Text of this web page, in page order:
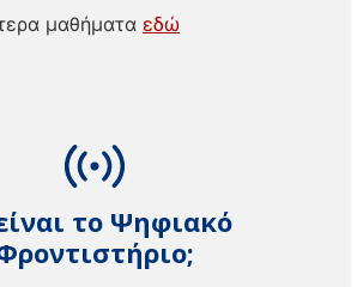
το Ψηφιακό
μαθήματα εδώ